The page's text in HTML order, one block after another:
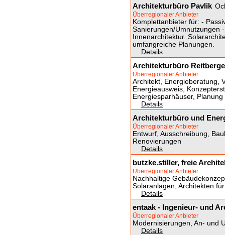
Architekturbüro Pavlik
Überregionaler Anbieter
Komplettanbieter für: -
Sanierungen/Umnutzungen
Innenarchitektur.
umfangreiche Planungen.
Details
Architekturbüro
Überregionaler Anbieter
Architekt, Energieberatung,
Energieausweis,
Energiesparhäuser,
Details
Architekturbüro und
Überregionaler Anbieter
Entwurf, Ausschreibung,
Renovierungen
Details
butzke.stiller, freie
Überregionaler Anbieter
Nachhaltige
Solaranlagen, Architekten
Details
entaak - Ingenieur- und
Überregionaler Anbieter
Modernisierungen, An- und
Details